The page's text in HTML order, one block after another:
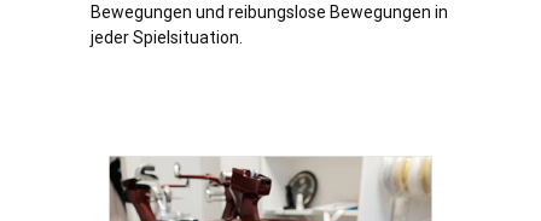
Bewegungen und reibungslose Bewegungen in
jeder Spielsituation.